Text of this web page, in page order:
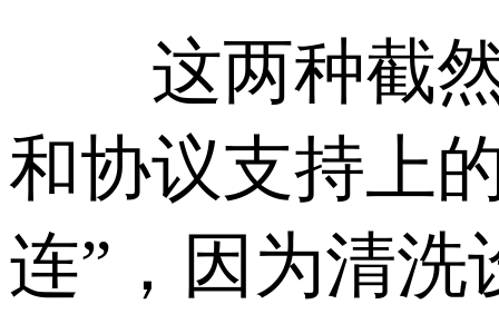
这两种截然
和协议支持上
连”，因为清